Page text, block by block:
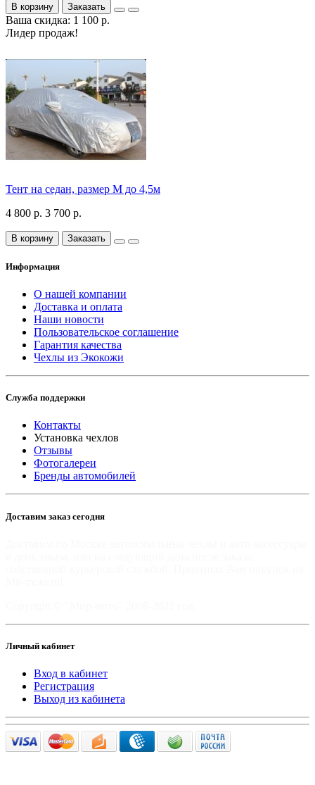
В корзину Заказать
Ваша скидка: 1 100 р.
Лидер продаж!
Тент на седан, размер М до 4,5м
4 800 р. 3 700 р.
В корзину Заказать
Информация
О нашей компании
Доставка и оплата
Наши новости
Пользовательское соглашение
Гарантия качества
Чехлы из Экокожи
Служба поддержки
Контакты
Установка чехлов
Отзывы
Фотогалереи
Бренды автомобилей
Доставим заказ сегодня
Личный кабинет
Вход в кабинет
Регистрация
Выход из кабинета